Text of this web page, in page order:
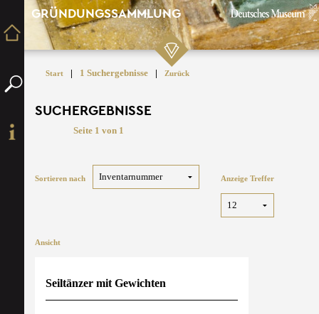
GRÜNDUNGSSAMMLUNG
Start | 1 Suchergebnisse | Zurück
SUCHERGEBNISSE
Seite 1 von 1
Sortieren nach Anzeige Treffer
Ansicht
Seiltänzer mit Gewichten